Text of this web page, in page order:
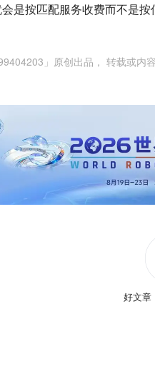
是按匹配服务收费而不是按
」原创出品， 转载或内
好文章